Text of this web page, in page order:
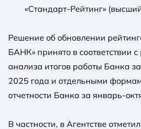
«Стандарт-Рейтинг»
Решение об обновлении
БАНК» принято в соответствии с
анализа итогов работы Банка
2025 года и отдельными
отчетности Банка за январь-
В частности, в Агентстве